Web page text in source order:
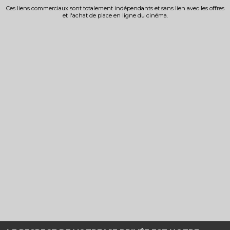
Ces liens commerciaux sont totalement indépendants et sans lien avec les offres
et l'achat de place en ligne du cinéma.